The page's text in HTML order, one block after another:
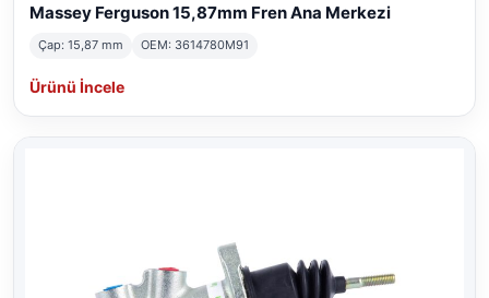
Massey Ferguson 15,87mm Fren Ana Merkezi
Çap: 15,87 mm OEM: 3614780M91
Ürünü İncele